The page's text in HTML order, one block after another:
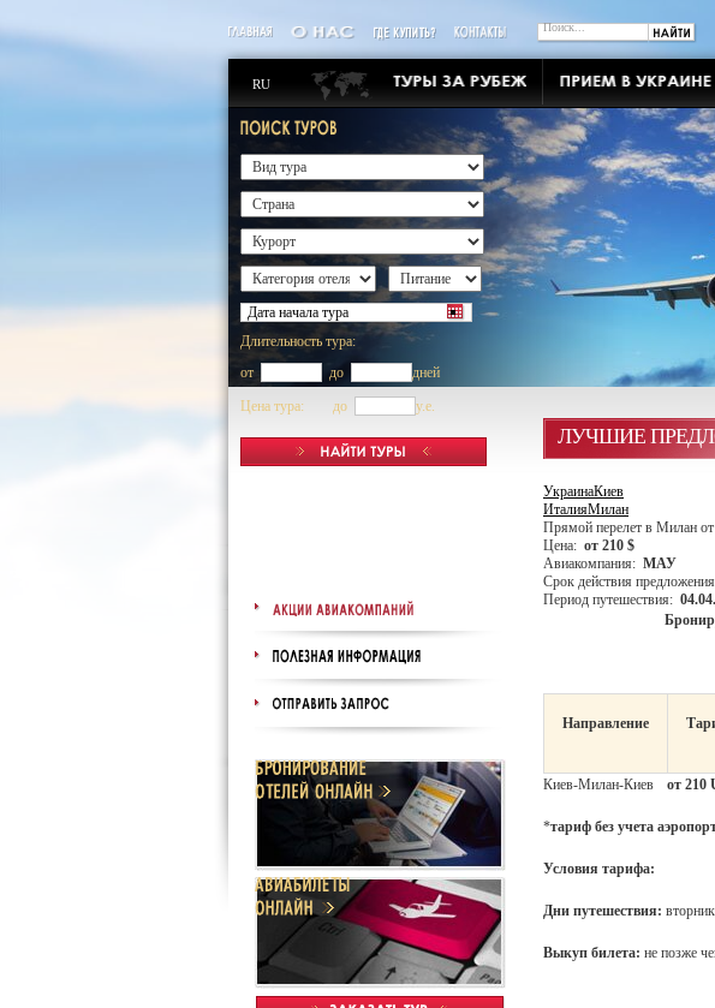
RU
Длительность тура:
от
до
дней
Цена тура: до
y.e.
ЛУЧШИЕ
УкраинаКиев
ИталияМилан
Прямой перелет в Милан
Цена: от 210 $
Авиакомпания: МАУ
Срок действия
Период путешествия:
Направление
Киев-Милан-Киев от 210
*тариф без учета
Условия тарифа:
Дни путешествия:
Выкуп билета: не позже